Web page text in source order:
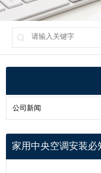
公司新闻
家用中央空调安装必